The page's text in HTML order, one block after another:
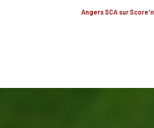
Angers SCA sur